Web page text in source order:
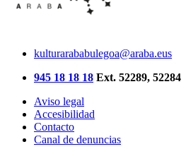
kulturarababulegoa@araba.eus
945 18 18 18 Ext. 52289, 52284
Aviso legal
Accesibilidad
Contacto
Canal de denuncias